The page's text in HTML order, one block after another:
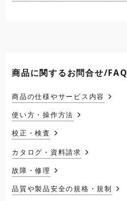
商品に関するお問合せ/FAQ
商品の仕様やサービス内容
使い方・操作方法
校正・検査
カタログ・資料請求
故障・修理
品質や製品安全の規格・規制